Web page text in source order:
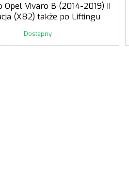
Opel Vivaro B (2014-2019) II
(X82) także po Liftingu
Dostępny